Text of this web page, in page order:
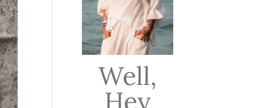
Well,
Hey